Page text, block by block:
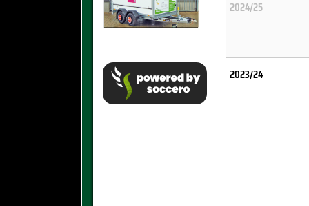
2024/25
2023/24